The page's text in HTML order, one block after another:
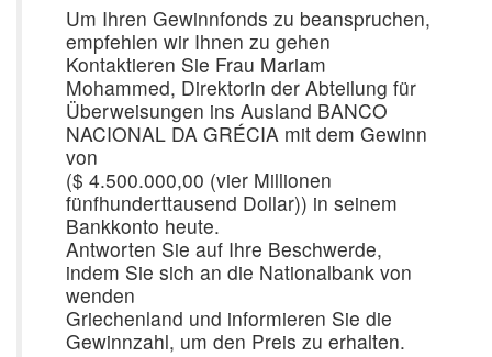
Um Ihren Gewinnfonds zu beanspruchen,
empfehlen wir Ihnen zu gehen
Kontaktieren Sie Frau Mariam
Mohammed, Direktorin der Abteilung für
Überweisungen ins Ausland BANCO
NACIONAL DA GRÉCIA mit dem Gewinn
von
($ 4.500.000,00 (vier Millionen
fünfhunderttausend Dollar)) in seinem
Bankkonto heute.
Antworten Sie auf Ihre Beschwerde,
indem Sie sich an die Nationalbank von
wenden
Griechenland und informieren Sie die
Gewinnzahl, um den Preis zu erhalten.